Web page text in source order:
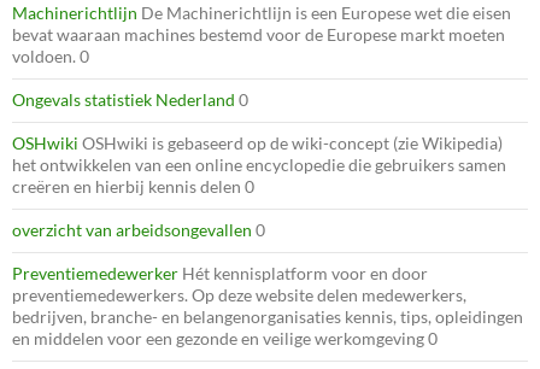
Machinerichtlijn De Machinerichtlijn is een Europese wet die eisen
bevat waaraan machines bestemd voor de Europese markt moeten
voldoen. 0
Ongevals statistiek Nederland 0
OSHwiki OSHwiki is gebaseerd op de wiki-concept (zie Wikipedia)
het ontwikkelen van een online encyclopedie die gebruikers samen
creëren en hierbij kennis delen 0
overzicht van arbeidsongevallen 0
Preventiemedewerker Hét kennisplatform voor en door
preventiemedewerkers. Op deze website delen medewerkers,
bedrijven, branche- en belangenorganisaties kennis, tips, opleidingen
en middelen voor een gezonde en veilige werkomgeving 0